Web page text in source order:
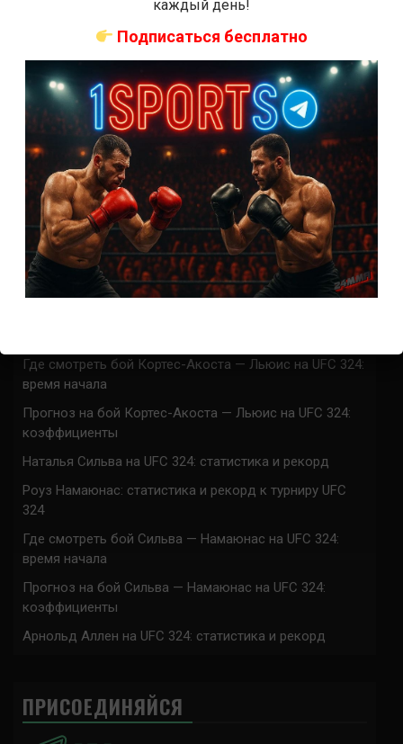
СВЕЖИЕ ЗАПИСИ
Марафон боев UFC 325 прямая трансляция
UFC 324 прямая трансляция
Марафон боев UFC 324 прямая трансляция
Где смотреть бой Гэтжи — Пимблетт на UFC 324:
время начала
Где смотреть бой О’Мэлли — Ядонг на UFC 324: время
начала
Прогноз на бой Гэтжи — Пимблетт на UFC 324:
коэффициенты
Где смотреть бой Кортес-Акоста — Льюис на UFC 324:
время начала
Прогноз на бой Кортес-Акоста — Льюис на UFC 324:
коэффициенты
Наталья Сильва на UFC 324: статистика и рекорд
Роуз Намаюнас: статистика и рекорд к турниру UFC
324
Где смотреть бой Сильва — Намаюнас на UFC 324:
время начала
Прогноз на бой Сильва — Намаюнас на UFC 324:
коэффициенты
Арнольд Аллен на UFC 324: статистика и рекорд
ПРИСОЕДИНЯЙСЯ
каждый день!
Подписаться бесплатно